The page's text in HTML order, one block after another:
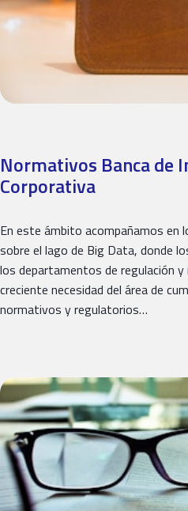
Normativos Banca de
Corporativa
En este ámbito acompañamos en
sobre el lago de Big Data, donde
los departamentos de regulación
creciente necesidad del área de
normativos y regulatorios…